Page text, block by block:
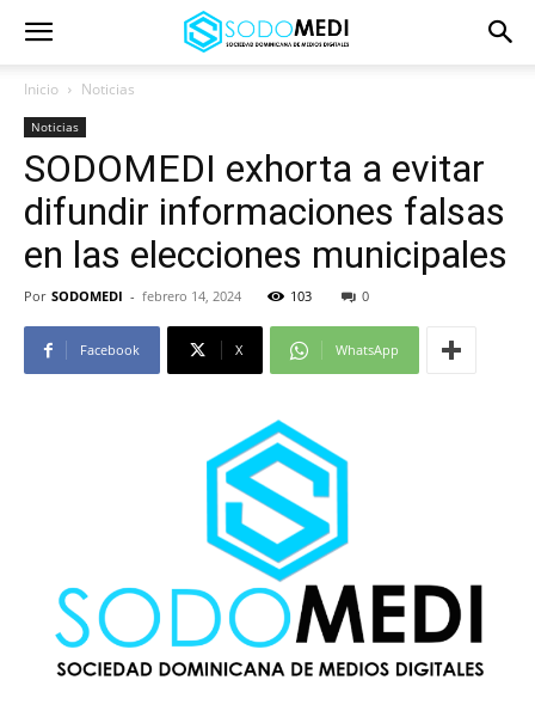
Inicio Noticias
Noticias
SODOMEDI exhorta a evitar
difundir informaciones falsas
en las elecciones municipales
Por SODOMEDI - febrero 14, 2024 103 0
Facebook X WhatsApp